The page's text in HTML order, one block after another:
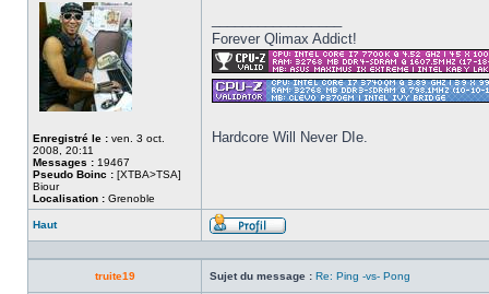
ligne
Enregistré le : ven. 3 oct.
2008, 20:11
Messages : 19467
Pseudo Boinc : [XTBA>TSA]
Biour
Localisation : Grenoble
Forever Qlimax Addict!
Hardcore Will Never DIe.
Haut
Profil
truite19 Sujet du message : Re: Ping -vs- Pong